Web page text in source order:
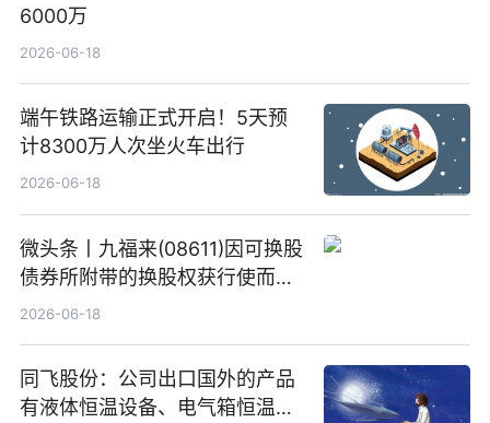
6000万
2026-06-18
端午铁路运输正式开启！5天预
计8300万人次坐火车出行
2026-06-18
微头条丨九福来(08611)因可换股
债券所附带的换股权获行使而发
行5200万股
2026-06-18
同飞股份：公司出口国外的产品
有液体恒温设备、电气箱恒温装